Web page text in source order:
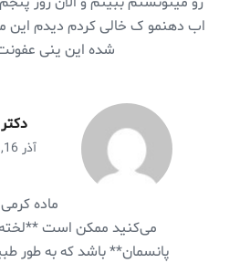
اب دهنمو ک خالی کردم دیدم این
شده این ینی
آذر 16, 1403
ماده
می‌کنید ممکن است
پانسمان** باشد که به طور